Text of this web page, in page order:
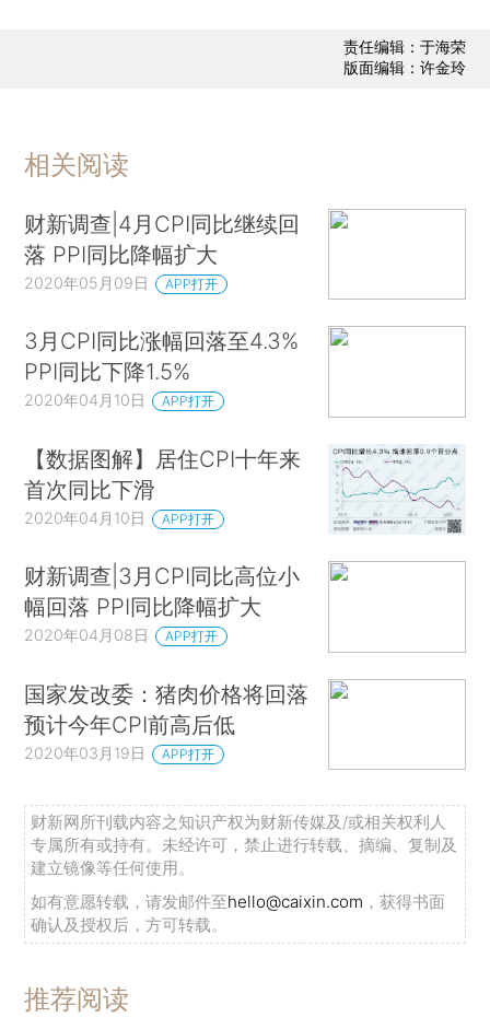
责任编辑：于海荣
版面编辑：许金玲
相关阅读
财新调查|4月CPI同比继续回
落 PPI同比降幅扩大
2020年05月09日 APP打开
3月CPI同比涨幅回落至4.3%
PPI同比下降1.5%
2020年04月10日 APP打开
【数据图解】居住CPI十年来
首次同比下滑
2020年04月10日 APP打开
财新调查|3月CPI同比高位小
幅回落 PPI同比降幅扩大
2020年04月08日 APP打开
国家发改委：猪肉价格将回落
预计今年CPI前高后低
2020年03月19日 APP打开
财新网所刊载内容之知识产权为财新传媒及/或相关权利人
专属所有或持有。未经许可，禁止进行转载、摘编、复制及
建立镜像等任何使用。
如有意愿转载，请发邮件至hello@caixin.com ，获得书面
确认及授权后，方可转载。
推荐阅读